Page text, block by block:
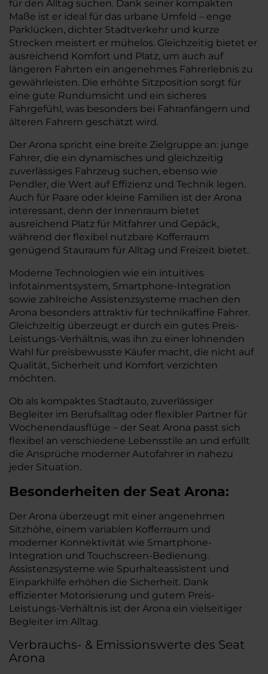
für den Alltag suchen. Dank seiner kompakten
Maße ist er ideal für das urbane Umfeld – enge
Parklücken, dichter Stadtverkehr und kurze
Strecken meistert er mühelos. Gleichzeitig bietet er
ausreichend Komfort und Platz, um auch auf
längeren Fahrten ein angenehmes Fahrerlebnis zu
gewährleisten. Die erhöhte Sitzposition sorgt für
eine gute Rundumsicht und ein sicheres
Fahrgefühl, was besonders bei Fahranfängern und
älteren Fahrern geschätzt wird.
Der Arona spricht eine breite Zielgruppe an: junge
Fahrer, die ein dynamisches und gleichzeitig
zuverlässiges Fahrzeug suchen, ebenso wie
Pendler, die Wert auf Effizienz und Technik legen.
Auch für Paare oder kleine Familien ist der Arona
interessant, denn der Innenraum bietet
ausreichend Platz für Mitfahrer und Gepäck,
während der flexibel nutzbare Kofferraum
genügend Stauraum für Alltag und Freizeit bietet.
Moderne Technologien wie ein intuitives
Infotainmentsystem, Smartphone-Integration
sowie zahlreiche Assistenzsysteme machen den
Arona besonders attraktiv für technikaffine Fahrer.
Gleichzeitig überzeugt er durch ein gutes Preis-
Leistungs-Verhältnis, was ihn zu einer lohnenden
Wahl für preisbewusste Käufer macht, die nicht auf
Qualität, Sicherheit und Komfort verzichten
möchten.
Ob als kompaktes Stadtauto, zuverlässiger
Begleiter im Berufsalltag oder flexibler Partner für
Wochenendausflüge – der Seat Arona passt sich
flexibel an verschiedene Lebensstile an und erfüllt
die Ansprüche moderner Autofahrer in nahezu
jeder Situation.
Besonderheiten der Seat Arona:
Der Arona überzeugt mit einer angenehmen
Sitzhöhe, einem variablen Kofferraum und
moderner Konnektivität wie Smartphone-
Integration und Touchscreen-Bedienung.
Assistenzsysteme wie Spurhalteassistent und
Einparkhilfe erhöhen die Sicherheit. Dank
effizienter Motorisierung und gutem Preis-
Leistungs-Verhältnis ist der Arona ein vielseitiger
Begleiter im Alltag.
Verbrauchs- & Emissionswerte des Seat
Arona